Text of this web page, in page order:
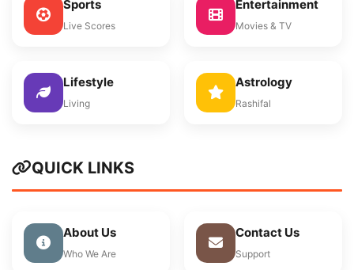
Sports
Live Scores
Entertainment
Movies & TV
Lifestyle
Living
Astrology
Rashifal
QUICK LINKS
About Us
Who We Are
Contact Us
Support